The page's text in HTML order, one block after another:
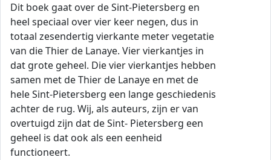
Dit boek gaat over de Sint-Pietersberg en
heel speciaal over vier keer negen, dus in
totaal zesendertig vierkante meter vegetatie
van die Thier de Lanaye. Vier vierkantjes in
dat grote geheel. Die vier vierkantjes hebben
samen met de Thier de Lanaye en met de
hele Sint-Pietersberg een lange geschiedenis
achter de rug. Wij, als auteurs, zijn er van
overtuigd zijn dat de Sint- Pietersberg een
geheel is dat ook als een eenheid
functioneert.